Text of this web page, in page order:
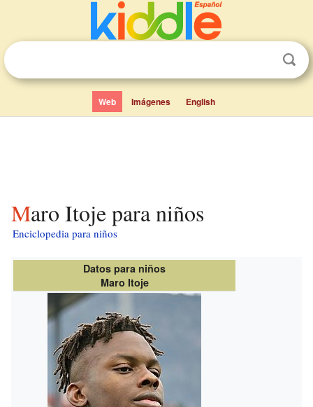
Web Imágenes English
Maro Itoje para niños
Enciclopedia para niños
Datos para niños
Maro Itoje